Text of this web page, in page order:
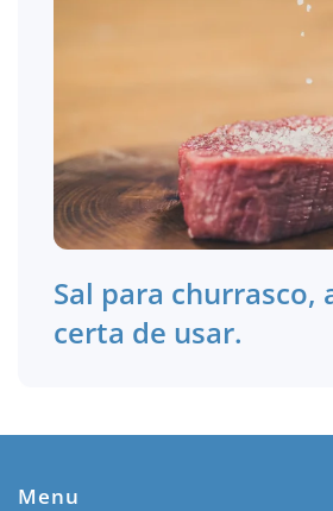
Sal para churrasco,
certa de usar.
Menu